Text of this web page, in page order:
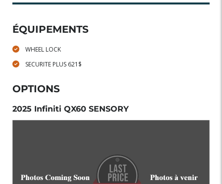
ÉQUIPEMENTS
WHEEL LOCK
SECURITE PLUS 621$
OPTIONS
2025 Infiniti QX60 SENSORY